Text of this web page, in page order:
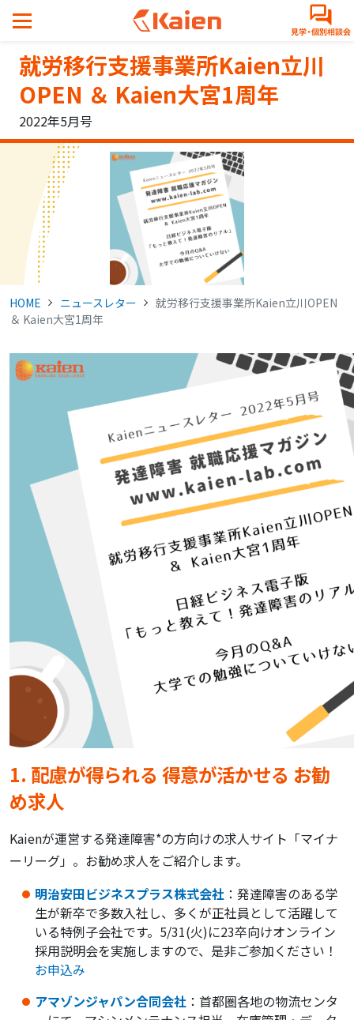
ツ
就労移行支援事業所Kaien立川
OPEN ＆ Kaien大宮1周年
2022年5月号
HOME ニュースレター
就労移行支援事業所Kaien立川OPEN
＆ Kaien大宮1周年
1. 配慮が得られる 得意が活かせる お勧
め求人
Kaienが運営する発達障害*の方向けの求人サイト「マイナ
ーリーグ」。お勧め求人をご紹介します。
明治安田ビジネスプラス株式会社 ：発達障害のある学
生が新卒で多数入社し、多くが正社員として活躍して
いる特例子会社です。5/31(火)に23卒向けオンライン
採用説明会を実施しますので、是非ご参加ください！
お申込み
アマゾンジャパン合同会社 ：首都圏各地の物流センタ